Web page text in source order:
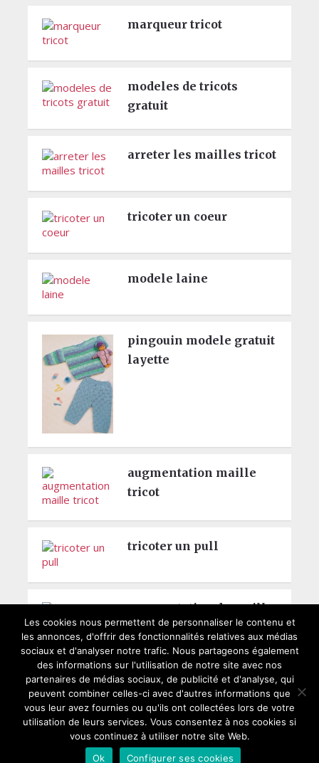
marqueur tricot
modeles de tricots
gratuit
arreter les mailles tricot
tricoter un coeur
modele laine
pingouin modele gratuit
layette
augmentation maille
tricot
tricoter un pull
augmentation de maille
Copyright © 2026Modele de tricot gratuitFaites des tricots facilement et
gratuitement
Les cookies nous permettent de personnaliser le contenu et
les annonces, d'offrir des fonctionnalités relatives aux médias
sociaux et d'analyser notre trafic. Nous partageons également
des informations sur l'utilisation de notre site avec nos
partenaires de médias sociaux, de publicité et d'analyse, qui
peuvent combiner celles-ci avec d'autres informations que
vous leur avez fournies ou qu'ils ont collectées lors de votre
utilisation de leurs services. Vous consentez à nos cookies si
vous continuez à utiliser notre site Web.
Ok
Configurer ses cookies